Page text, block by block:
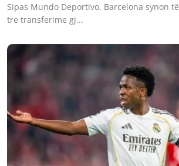
Sipas Mundo Deportivo, Barcelona synon
tre transferime gj...